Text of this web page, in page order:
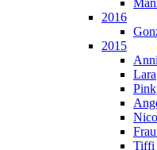
2016
2015
Lara
Nico
Tiffi